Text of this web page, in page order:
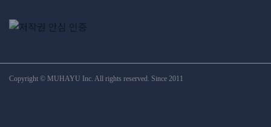
Copyright © MUHAYU Inc. All rights reserved. Since 2011